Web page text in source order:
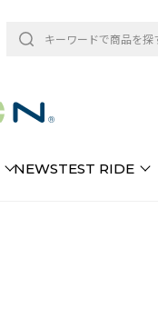
NEWSTEST RIDE